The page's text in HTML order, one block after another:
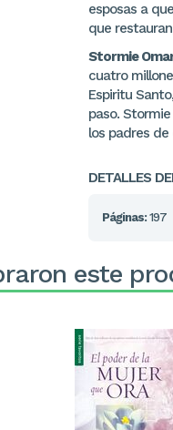
esposas a
que
Stormie
cuatro
Espiritu
paso.
los padres
DETALLES
Páginas: 197
este